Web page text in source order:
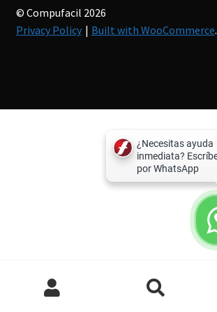
© Compufacil 2026
Privacy Policy
Built with WooCommerce.
Búsqueda
productos